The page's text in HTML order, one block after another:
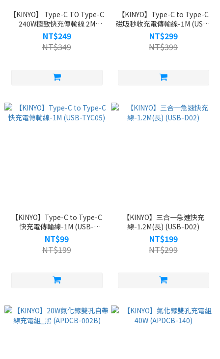
【KINYO】 Type-C TO Type-C
240W極致快充傳輸線 2M
(USB-TYC18)
NT$249
NT$349
【KINYO】Type-C to Type-C
磁吸秒收充電傳輸線-1M (USB-
TYC09)
NT$299
NT$399
【KINYO】Type-C to Type-C
快充電傳輸線-1M (USB-
TYC05)
NT$99
NT$199
【KINYO】三合一急速快充
線-1.2M(長) (USB-D02)
NT$199
NT$299